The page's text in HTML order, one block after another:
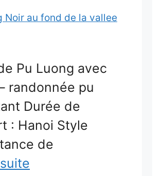
Pu Luong avec
randonnée pu
Durée de
: Hanoi Style
de